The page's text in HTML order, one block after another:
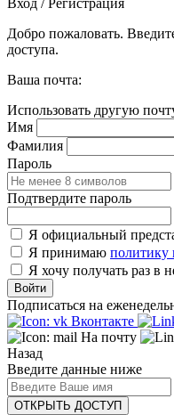
Вход / Регистрация
Добро пожаловать.
доступа.
Ваша почта:
Использовать другую
Имя
Фамилия
Пароль
Подтвердите пароль
Я официальный
Я принимаю политику
Я хочу получать раз в
Войти
Подписаться на
Вконтакте
На почту
Назад
Введите данные ниже
ОТКРЫТЬ ДОСТУП